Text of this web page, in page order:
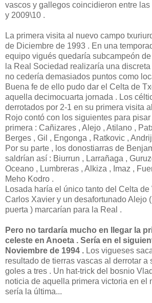
vascos y gallegos coincidieron entre
y 2009\10 .
La primera visita al nuevo campo
de Diciembre de 1993 . En una
equipo vigués quedaría subcampeón
la Real Sociedad realizaría una
no cedería demasiados puntos como
Buena fe de ello pudo dar el Celta de
aquella decimocuarta jornada . Los
derrotados por 2-1 en su primera visita
Rojo contó con los siguientes para
primera : Cañizares , Alejo , Atilano ,
Berges , Gil , Engonga , Ratkovic ,
Por su parte , los donostiarras de
saldrían así : Biurrun , Larrañaga ,
Oceano , Lumbreras , Alkiza , Imaz ,
Meho Kodro .
Losada haría el único tanto del Celta
Carlos Xavier y un desafortunado Alejo
puerta ) marcarían para la Real .
Pero no tardaría mucho en llegar la
celeste en Anoeta . Sería en el
Noviembre de 1994 . Los vigueses
resultado de tierras vascas al derrotar a
goles a tres . Un hat-trick del bosnio
noticia de aquella primera victoria en el
sería la última...